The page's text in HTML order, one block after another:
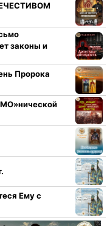
законы и
Пророка
Ему с